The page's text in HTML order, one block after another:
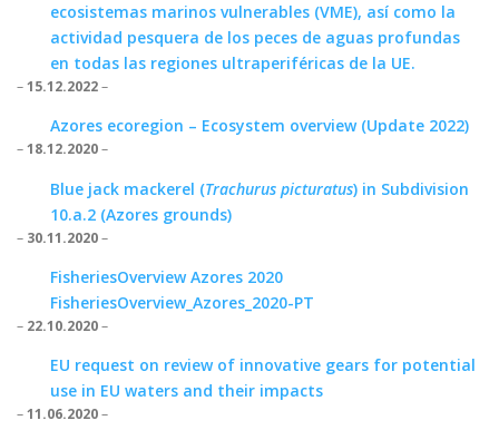
ecosistemas marinos vulnerables (VME), así como la
actividad pesquera de los peces de aguas profundas
en todas las regiones ultraperiféricas de la UE.
–15.12.2022–
Azores ecoregion – Ecosystem overview (Update 2022)
–18.12.2020–
Blue jack mackerel (Trachurus picturatus) in Subdivision
10.a.2 (Azores grounds)
– 30.11.2020–
FisheriesOverview Azores 2020
FisheriesOverview_Azores_2020-PT
– 22.10.2020–
EU request on review of innovative gears for potential
use in EU waters and their impacts
–11.06.2020–